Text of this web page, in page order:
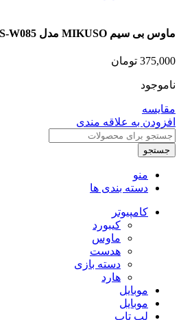
ماوس بی سیم MIKUSO مدل MOS-W085
375,000 تومان
ناموجود
مقایسه
افزودن به علاقه مندی
جستجو
منو
دسته بندی ها
کامپیوتر
کیبورد
ماوس
هدست
دسته بازی
هارد
موبایل
موبایل
لپ تاپ